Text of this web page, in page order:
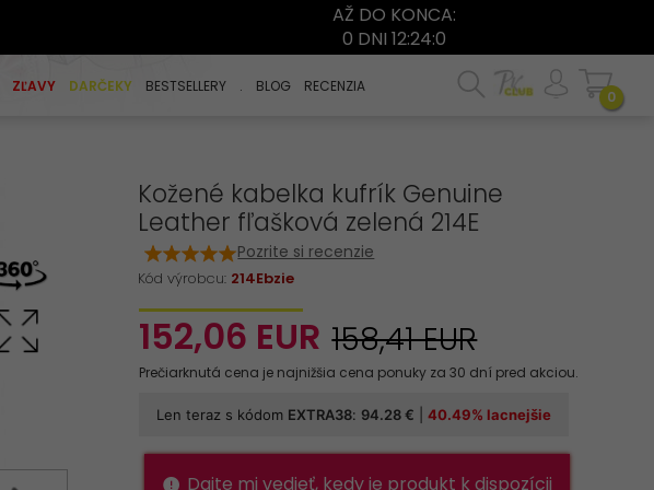
AŽ DO KONCA:
0 DNI 12:24:0
ZĽAVY DARČEKY BESTSELLERY . BLOG RECENZIA
0
Kožené kabelka kufrík Genuine
Leather fľašková zelená 214E
Kód výrobcu: 214Ebzie
Pozrite si recenzie
152,06 EUR 158,41 EUR
Dajte mi vedieť, kedy je produkt k dispozícii